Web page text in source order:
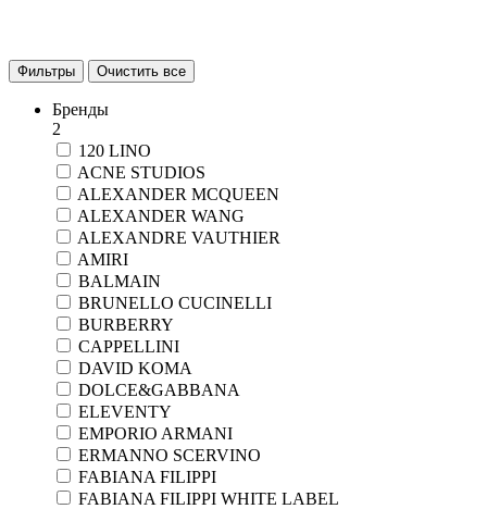
Фильтры Очистить все
Бренды
2
120 LINO
ACNE STUDIOS
ALEXANDER MCQUEEN
ALEXANDER WANG
ALEXANDRE VAUTHIER
AMIRI
BALMAIN
BRUNELLO CUCINELLI
BURBERRY
CAPPELLINI
DAVID KOMA
DOLCE&GABBANA
ELEVENTY
EMPORIO ARMANI
ERMANNO SCERVINO
FABIANA FILIPPI
FABIANA FILIPPI WHITE LABEL